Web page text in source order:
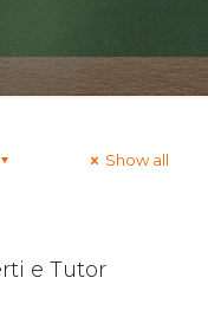
Show all
e Tutor